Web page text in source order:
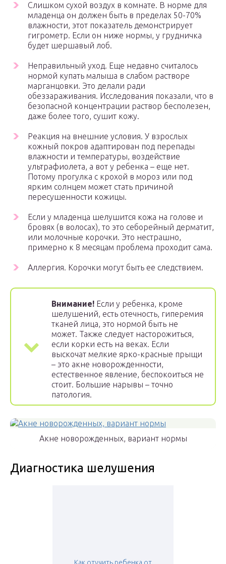
Слишком сухой воздух в комнате. В норме для
младенца он должен быть в пределах 50-70%
влажности, этот показатель демонстрирует
гигрометр. Если он ниже нормы, у грудничка
будет шершавый лоб.
Неправильный уход. Еще недавно считалось
нормой купать малыша в слабом растворе
марганцовки. Это делали ради
обеззараживания. Исследования показали, что в
безопасной концентрации раствор бесполезен,
даже более того, сушит кожу.
Реакция на внешние условия. У взрослых
кожный покров адаптирован под перепады
влажности и температуры, воздействие
ультрафиолета, а вот у ребенка – еще нет.
Потому прогулка с крохой в мороз или под
ярким солнцем может стать причиной
пересушенности кожицы.
Если у младенца шелушится кожа на голове и
бровях (в волосах), то это себорейный дерматит,
или молочные корочки. Это нестрашно,
примерно к 8 месяцам проблема проходит сама.
Аллергия. Корочки могут быть ее следствием.
Внимание! Если у ребенка, кроме
шелушений, есть отечность, гиперемия
тканей лица, это нормой быть не
может. Также следует насторожиться,
если корки есть на веках. Если
выскочат мелкие ярко-красные прыщи
– это акне новорожденности,
естественное явление, беспокоиться не
стоит. Большие нарывы – точно
патология.
Акне новорожденных, вариант нормы
Диагностика шелушения